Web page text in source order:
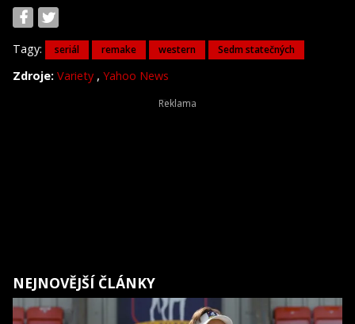
Tagy: seriál remake western Sedm statečných
Zdroje: Variety , Yahoo News
NEJNOVĚJŠÍ ČLÁNKY